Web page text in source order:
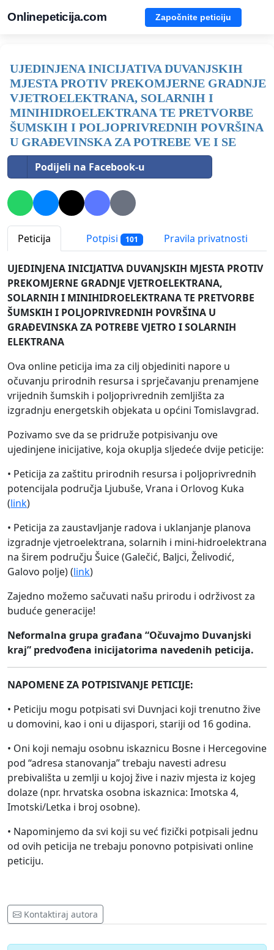
Onlinepeticija.com Započnite peticiju
UJEDINJENA INICIJATIVA DUVANJSKIH
MJESTA PROTIV PREKOMJERNE GRADNJE
VJETROELEKTRANA, SOLARNIH I
MINIHIDROELEKTRANA TE PRETVORBE
ŠUMSKIH I POLJOPRIVREDNIH POVRŠINA
U GRAĐEVINSKA ZA POTREBE VE I SE
Podijeli na Facebook-u
Peticija Potpisi 101 Pravila privatnosti
UJEDINJENA INICIJATIVA DUVANJSKIH MJESTA PROTIV
PREKOMJERNE GRADNJE VJETROELEKTRANA,
SOLARNIH I MINIHIDROELEKTRANA TE PRETVORBE
ŠUMSKIH I POLJOPRIVREDNIH POVRŠINA U
GRAĐEVINSKA ZA POTREBE VJETRO I SOLARNIH
ELEKTRANA
Ova online peticija ima za cilj objediniti napore u
očuvanju prirodnih resursa i sprječavanju prenamjene
vrijednih šumskih i poljoprivrednih zemljišta za
izgradnju energetskih objekata u općini Tomislavgrad.
Pozivamo sve da se pridruže potpisivanju ove
ujedinjene inicijative, koja okuplja sljedeće dvije peticije:
• Peticija za zaštitu prirodnih resursa i poljoprivrednih
potencijala područja Ljubuše, Vrana i Orlovog Kuka
(link)
• Peticija za zaustavljanje radova i uklanjanje planova
izgradnje vjetroelektrana, solarnih i mini-hidroelektrana
na širem području Šuice (Galečić, Baljci, Želivodić,
Galovo polje) (link)
Zajedno možemo sačuvati našu prirodu i održivost za
buduće generacije!
Neformalna grupa građana “Očuvajmo Duvanjski
kraj” predvođena inicijatorima navedenih peticija.
NAPOMENE ZA POTPISIVANJE PETICIJE:
• Peticiju mogu potpisati svi Duvnjaci koji trenutno žive
u domovini, kao i oni u dijaspori, stariji od 16 godina.
• Oni koji nemaju osobnu iskaznicu Bosne i Hercegovine
pod “adresa stanovanja” trebaju navesti adresu
prebivališta u zemlji u kojoj žive i naziv mjesta iz kojeg
dolaze (npr. hrvatska osobna iskaznica: Imotska 4,
Imotski/Letka i broj osobne).
• Napominjemo da svi koji su već fizički potpisali jednu
od ovih peticija ne trebaju ponovno potpisivati online
peticiju.
Kontaktiraj autora